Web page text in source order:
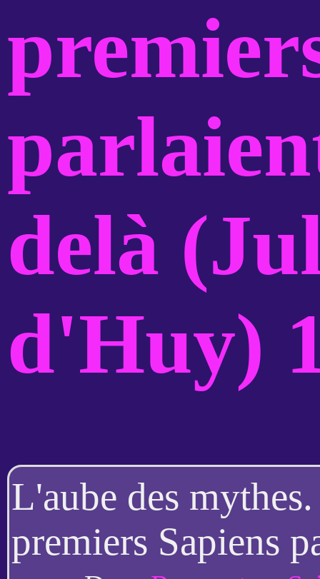
delà
d'Huy)
L'aube des
premiers Sapiens